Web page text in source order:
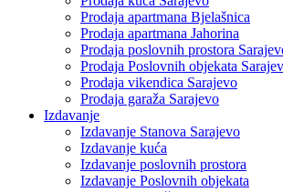
Prodaja apartmana Bjelašnica
Prodaja apartmana Jahorina
Prodaja poslovnih prostora
Prodaja Poslovnih objekata
Prodaja vikendica Sarajevo
Prodaja garaža Sarajevo
Izdavanje
Izdavanje Stanova Sarajevo
Izdavanje kuća
Izdavanje poslovnih prostora
Izdavanje Poslovnih objekata